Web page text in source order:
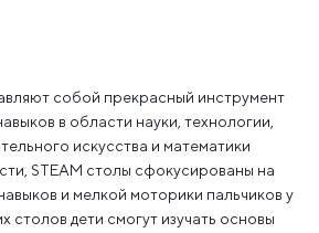
собой прекрасный инструмент
в области науки, технологии,
искусства и математики
STEAM столы сфокусированы на
и мелкой моторики пальчиков у
столов дети смогут изучать основы